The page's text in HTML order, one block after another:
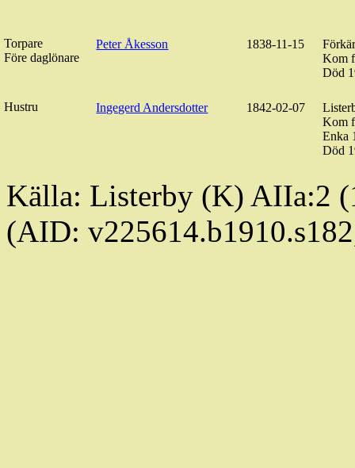
Torpare
Före daglönare
Peter Åkesson 1838-11-15
Kom
Död
Hustru Ingegerd Andersdotter 1842-02-07
Kom
Enka
Död
Källa: Listerby (K) AIIa:2
(AID: